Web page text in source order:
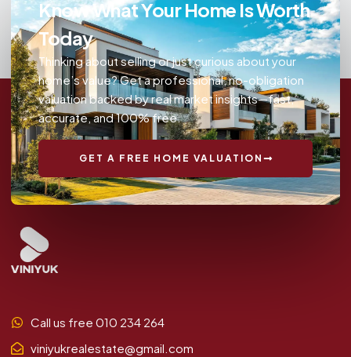
Know What Your Home Is Worth
Today
Thinking about selling or just curious about your
home’s value? Get a professional, no-obligation
valuation backed by real market insights—fast,
accurate, and 100% free.
GET A FREE HOME VALUATION
Call us free 010 234 264
viniyukrealestate@gmail.com